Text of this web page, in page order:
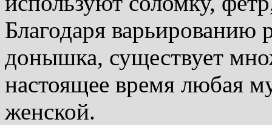
Благодаря варьированию
донышка, существует
настоящее время любая
женской.